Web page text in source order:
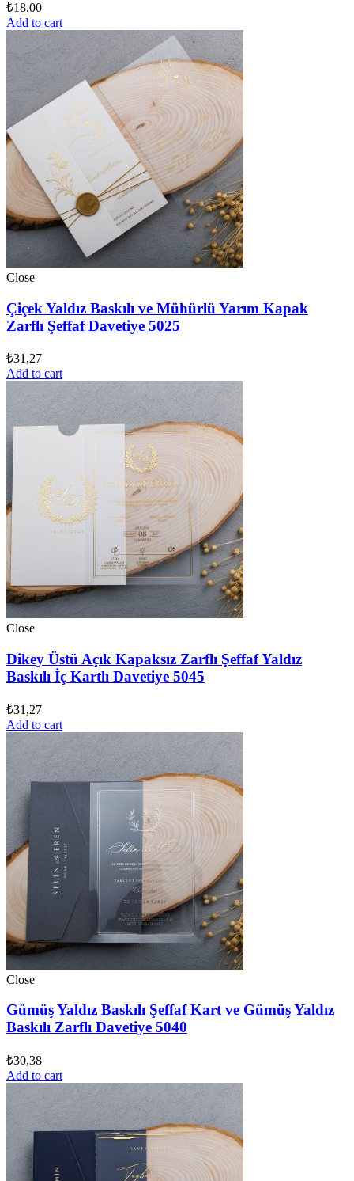
₺18,00
Add to cart
Close
Çiçek Yaldız Baskılı ve Mühürlü Yarım Kapak
Zarflı Şeffaf Davetiye 5025
₺31,27
Add to cart
Close
Dikey Üstü Açık Kapaksız Zarflı Şeffaf Yaldız
Baskılı İç Kartlı Davetiye 5045
₺31,27
Add to cart
Close
Gümüş Yaldız Baskılı Şeffaf Kart ve Gümüş Yaldız
Baskılı Zarflı Davetiye 5040
₺30,38
Add to cart